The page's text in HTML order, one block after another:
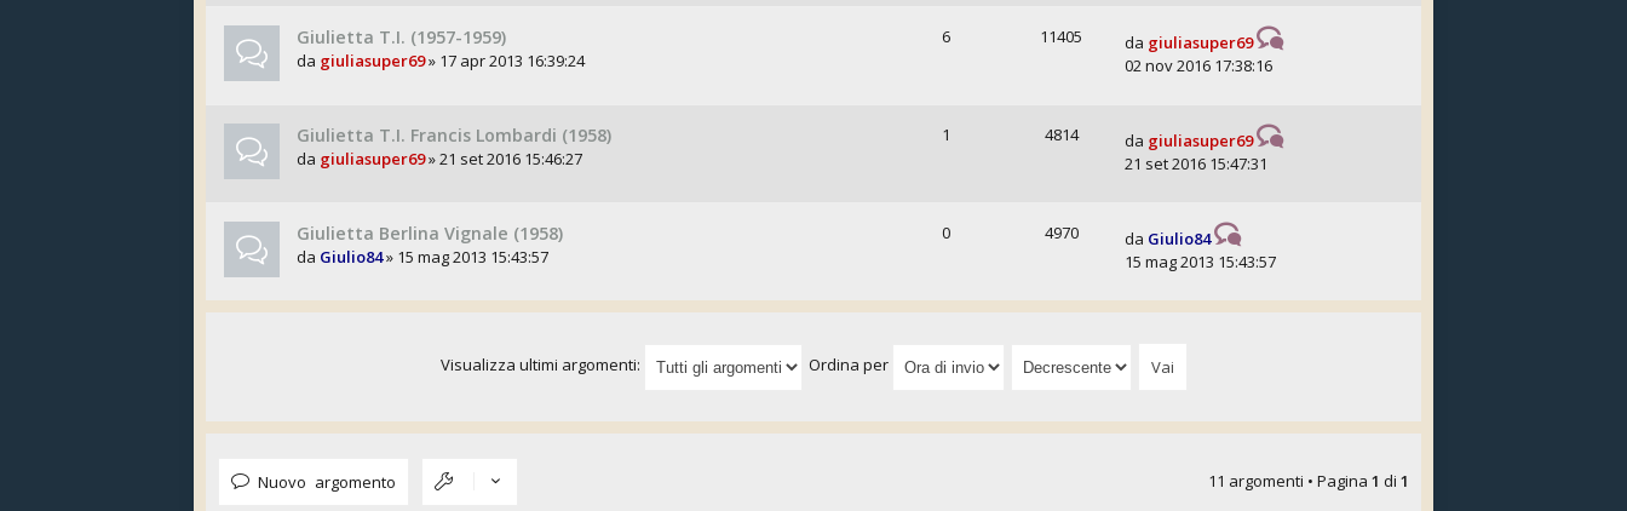
Giulietta T.I. (1957-1959)
da giuliasuper69» 17 apr 2013 16:39:24
6 11405 da giuliasuper69
02 nov 2016 17:38:16
Giulietta T.I. Francis Lombardi (1958)
da giuliasuper69» 21 set 2016 15:46:27
1 4814 da giuliasuper69
21 set 2016 15:47:31
Giulietta Berlina Vignale (1958)
da Giulio84» 15 mag 2013 15:43:57
0 4970 da Giulio84
15 mag 2013 15:43:57
Visualizza ultimi argomenti: Ordina per
Nuovo argomento 11 argomenti • Pagina 1 di 1